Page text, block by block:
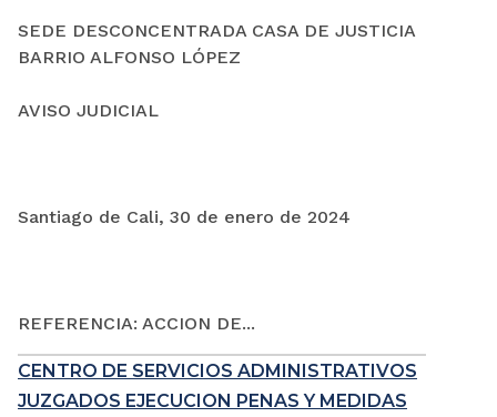
SEDE DESCONCENTRADA CASA DE JUSTICIA
BARRIO ALFONSO LÓPEZ
AVISO JUDICIAL
Santiago de Cali, 30 de enero de 2024
REFERENCIA: ACCION DE...
CENTRO DE SERVICIOS ADMINISTRATIVOS
JUZGADOS EJECUCION PENAS Y MEDIDAS